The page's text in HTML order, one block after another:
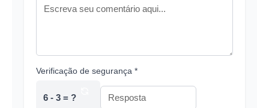
Verificação de segurança *
6 - 3 = ?